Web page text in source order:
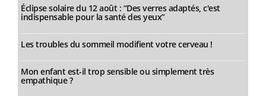
Éclipse solaire du 12 août : “Des verres adaptés, c'est
indispensable pour la santé des yeux”
Les troubles du sommeil modifient votre cerveau !
Mon enfant est-il trop sensible ou simplement très
empathique ?